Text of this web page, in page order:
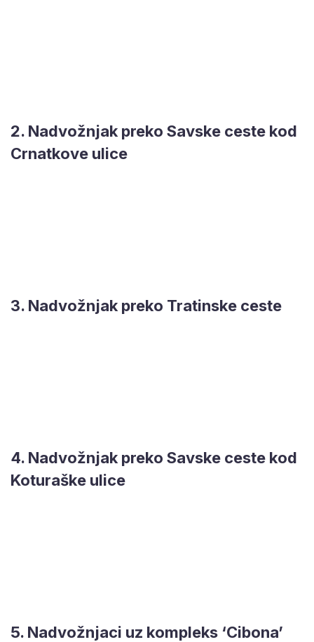
2. Nadvožnjak preko Savske ceste kod
Crnatkove ulice
3. Nadvožnjak preko Tratinske ceste
4. Nadvožnjak preko Savske ceste kod
Koturaške ulice
5. Nadvožnjaci uz kompleks ‘Cibona’